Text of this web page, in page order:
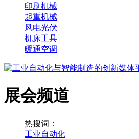
印刷机械
起重机械
风电光伏
机床工具
暖通空调
展会频道
热搜词：
工业自动化